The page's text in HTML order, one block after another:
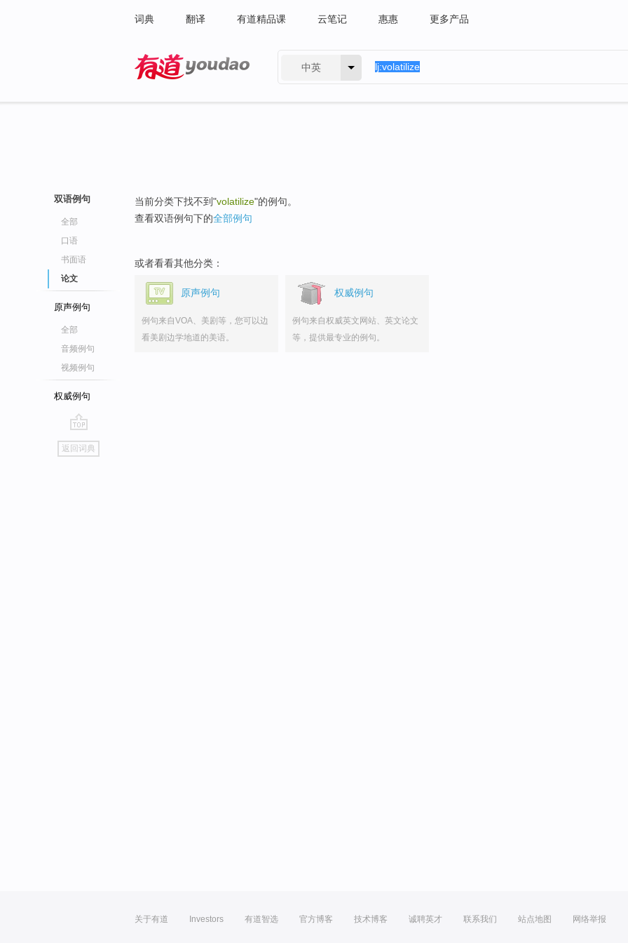
词典 翻译 有道精品课 云笔记 惠惠 更多产品
中英
双语例句
全部
口语
书面语
论文
原声例句
全部
音频例句
视频例句
权威例句
go
top
返回词典
当前分类下找不到"volatilize"的例句。
查看双语例句下的全部例句
或者看看其他分类：
原声例句
例句来自VOA、美剧等，您可以边
看美剧边学地道的美语。
权威例句
例句来自权威英文网站、英文论文
等，提供最专业的例句。
关于有道 Investors 有道智选 官方博客 技术博客 诚聘英才 联系我们 站点地图 网络举报